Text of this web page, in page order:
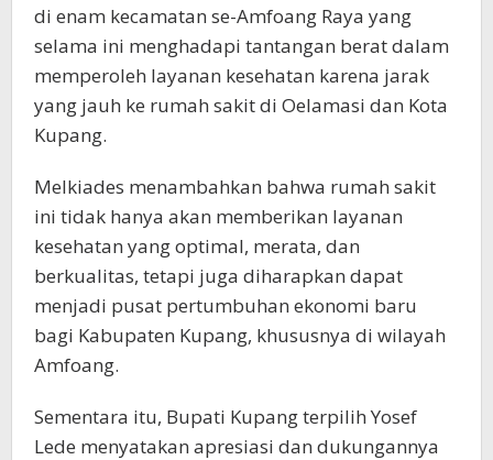
di enam kecamatan se-Amfoang Raya yang
selama ini menghadapi tantangan berat dalam
memperoleh layanan kesehatan karena jarak
yang jauh ke rumah sakit di Oelamasi dan Kota
Kupang.
Melkiades menambahkan bahwa rumah sakit
ini tidak hanya akan memberikan layanan
kesehatan yang optimal, merata, dan
berkualitas, tetapi juga diharapkan dapat
menjadi pusat pertumbuhan ekonomi baru
bagi Kabupaten Kupang, khususnya di wilayah
Amfoang.
Sementara itu, Bupati Kupang terpilih Yosef
Lede menyatakan apresiasi dan dukungannya